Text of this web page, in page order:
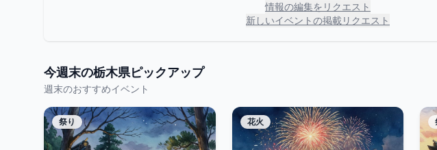
情報の編集をリクエスト
新しいイベントの掲載リクエスト
今週末の栃木県ピックアップ
週末のおすすめイベント
祭り 花火